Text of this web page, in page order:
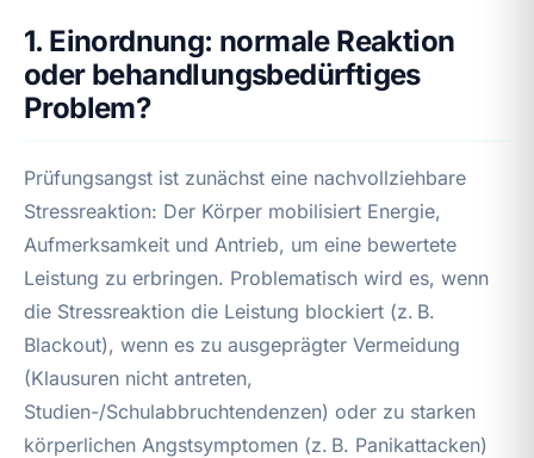
1. Einordnung: normale Reaktion
oder behandlungsbedürftiges
Problem?
Prüfungsangst ist zunächst eine nachvollziehbare
Stressreaktion: Der Körper mobilisiert Energie,
Aufmerksamkeit und Antrieb, um eine bewertete
Leistung zu erbringen. Problematisch wird es, wenn
die Stressreaktion die Leistung blockiert (z. B.
Blackout), wenn es zu ausgeprägter Vermeidung
(Klausuren nicht antreten,
Studien-/Schulabbruchtendenzen) oder zu starken
körperlichen Angstsymptomen (z. B. Panikattacken)